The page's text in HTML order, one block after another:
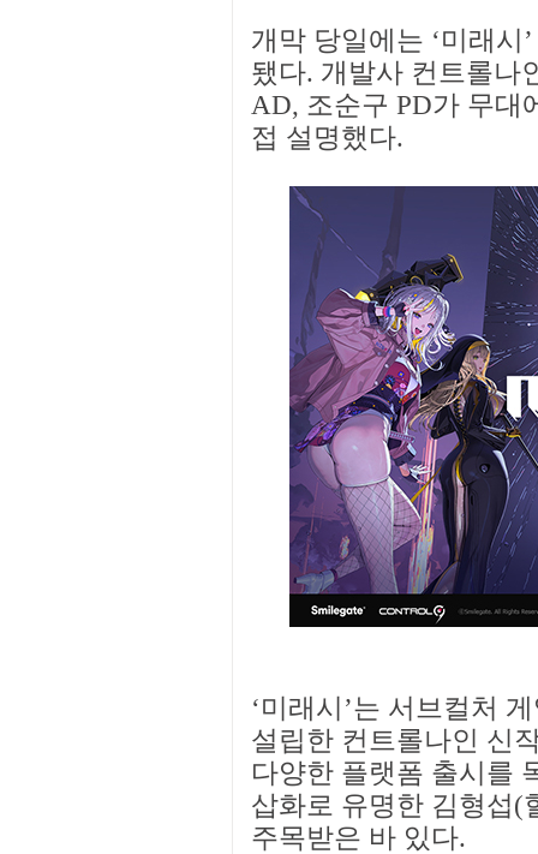
개막 당일에는 ‘미래시
됐다. 개발사 컨트롤나
AD, 조순구 PD가 무대
접 설명했다.
‘미래시’는 서브컬처
설립한 컨트롤나인 신
다양한 플랫폼 출시를
삽화로 유명한 김형섭(
주목받은 바 있다.